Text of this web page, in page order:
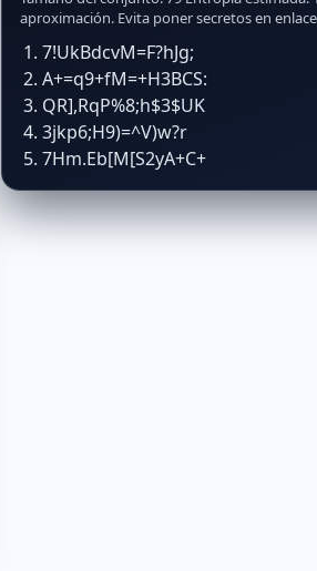
aproximación. Evita poner secretos en
7!UkBdcvM=F?hJg;
A+=q9+fM=+H3BCS:
QR],RqP%8;h$3$UK
3jkp6;H9)=^V)w?r
7Hm.Eb[M[S2yA+C+